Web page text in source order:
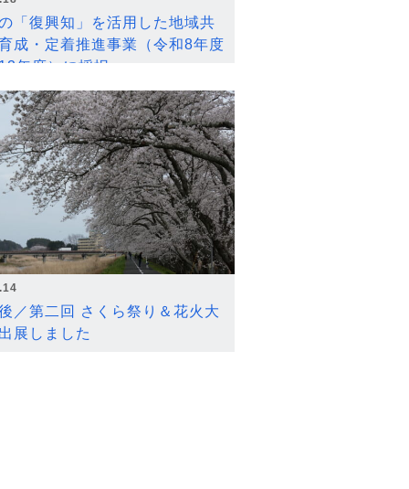
「復興知」を活用した地域共
成・定着推進事業（令和8年度
年度）に採択
／第二回 さくら祭り＆花火大
展しました